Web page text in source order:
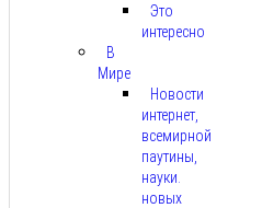
Это
интересно
В
Мире
Новости
интернет,
всемирной
паутины,
науки.
новых